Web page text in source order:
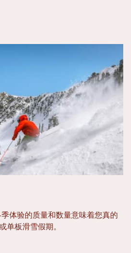
体验的质量和数量意味着您真的
单板滑雪假期。